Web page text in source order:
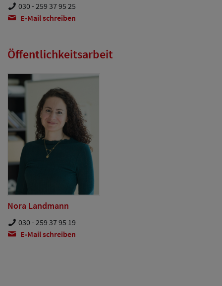
030 - 259 37 95 25
E-Mail schreiben
Öffentlichkeitsarbeit
Nora Landmann
030 - 259 37 95 19
E-Mail schreiben